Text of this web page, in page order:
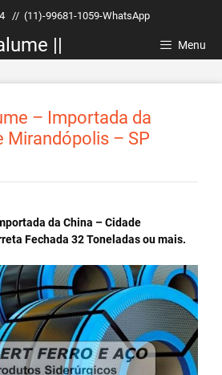
// (11)-99681-1059-WhatsApp
|| Menu
– Importada da
Mirandópolis – SP
da China – Cidade
Fechada 32 Toneladas ou mais.